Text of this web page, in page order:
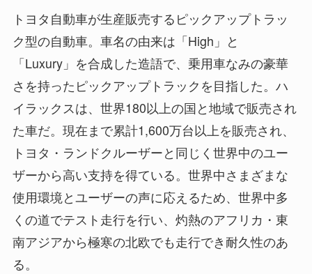
トヨタ自動車が生産販売するピックアップトラッ
ク型の自動車。車名の由来は「High」と
「Luxury」を合成した造語で、乗用車なみの豪華
さを持ったピックアップトラックを目指した。ハ
イラックスは、世界180以上の国と地域で販売され
た車だ。現在まで累計1,600万台以上を販売され、
トヨタ・ランドクルーザーと同じく世界中のユー
ザーから高い支持を得ている。世界中さまざまな
使用環境とユーザーの声に応えるため、世界中多
くの道でテスト走行を行い、灼熱のアフリカ・東
南アジアから極寒の北欧でも走行でき耐久性のあ
る。